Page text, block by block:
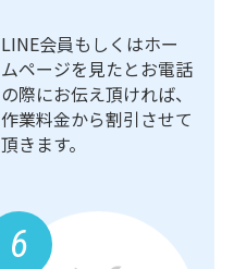
LINE会員もしくはホー
ムページを見たとお電話
の際にお伝え頂ければ、
作業料金から割引させて
頂きます。
6